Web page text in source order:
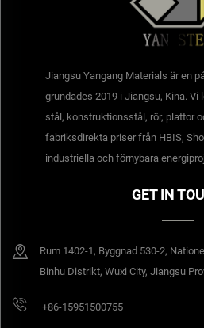
Jiangsu Yangang Materials är en
grundades 2019 i Jiangsu, Kina. Vi
stål, konstruktionsstål, rör, plattor
fabriksdirekta priser från HBIS,
industriella och förnybara
GET IN
Rum 1402-1, Byggnad 530-2,
Binhu Distrikt, Wuxi City, Jiangsu
+86-15951500755